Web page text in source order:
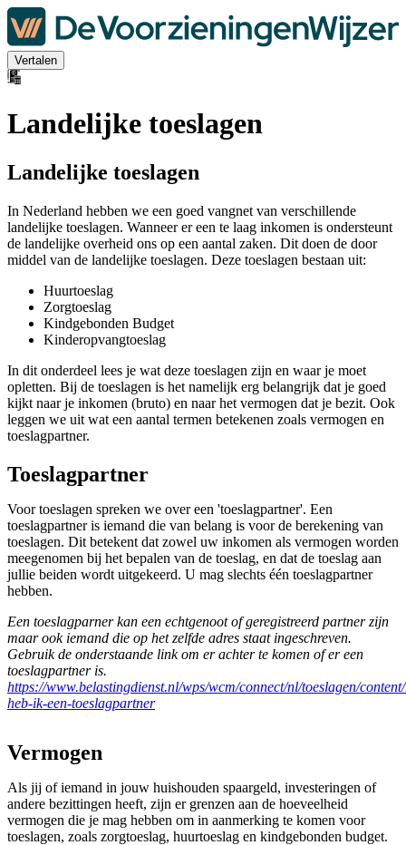
Vertalen
Landelijke toeslagen
Landelijke toeslagen
In Nederland hebben we een goed vangnet van verschillende
landelijke toeslagen. Wanneer er een te laag inkomen is ondersteunt
de landelijke overheid ons op een aantal zaken. Dit doen de door
middel van de landelijke toeslagen. Deze toeslagen bestaan uit:
Huurtoeslag
Zorgtoeslag
Kindgebonden Budget
Kinderopvangtoeslag
In dit onderdeel lees je wat deze toeslagen zijn en waar je moet
opletten. Bij de toeslagen is het namelijk erg belangrijk dat je goed
kijkt naar je inkomen (bruto) en naar het vermogen dat je bezit. Ook
leggen we uit wat een aantal termen betekenen zoals vermogen en
toeslagpartner.
Toeslagpartner
Voor toeslagen spreken we over een 'toeslagpartner'. Een
toeslagpartner is iemand die van belang is voor de berekening van
toeslagen. Dit betekent dat zowel uw inkomen als vermogen worden
meegenomen bij het bepalen van de toeslag, en dat de toeslag aan
jullie beiden wordt uitgekeerd. U mag slechts één toeslagpartner
hebben.
Een toeslagparner kan een echtgenoot of geregistreerd partner zijn
maar ook iemand die op het zelfde adres staat ingeschreven.
Gebruik de onderstaande link om er achter te komen of er een
toeslagpartner is.
https://www.belastingdienst.nl/wps/wcm/connect/nl/toeslagen/
heb-ik-een-toeslagpartner
Vermogen
Als jij of iemand in jouw huishouden spaargeld, investeringen of
andere bezittingen heeft, zijn er grenzen aan de hoeveelheid
vermogen die je mag hebben om in aanmerking te komen voor
toeslagen, zoals zorgtoeslag, huurtoeslag en kindgebonden budget.